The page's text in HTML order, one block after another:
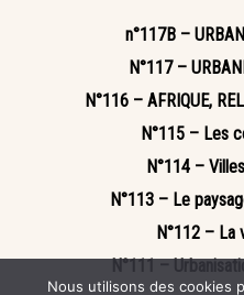
n°117B –
N°117 –
N°116 – AFRIQUE,
N°115 – Les
N°114 –
N°113 – Le
N°112 – La
N°111 –
Nous utilisons des cookies